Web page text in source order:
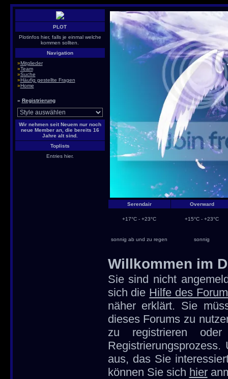
PLOT
Plotinfos hier, falls je einmal welche
kommen sollten.
Navigation
»Mitglieder
»Team
»Suche
»Häufig gestellte Fragen
»Home
» Registrierung
Wir nehmen seit Neuem nur noch
neue Member an, die bereits 16
Jahre alt sind.
Toplists
Entries hier.
Serendair Overward
+17°C - +23°C +15°C - +23°C
sonnig ab und zu regen sonnig
Willkommen im
Sie sind nicht
sich die Hilfe des
näher erklärt. Sie
dieses Forums zu
zu registrieren
aus, das Sie
können Sie sich hier